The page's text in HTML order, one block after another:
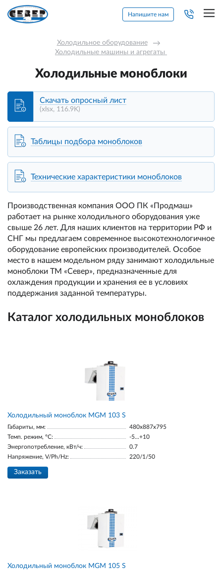
Напишите нам
Холодильное оборудование →
Холодильные машины и агрегаты
Холодильные моноблоки
Скачать опросный лист
(xlsx, 116.9K)
Таблицы подбора моноблоков
Технические характеристики моноблоков
Производственная компания ООО ПК «Продмаш»
работает на рынке холодильного оборудования уже
свыше 26 лет. Для наших клиентов на территории РФ и
СНГ мы предлагаем современное высокотехнологичное
оборудование европейских производителей. Особое
место в нашем модельном ряду занимают холодильные
моноблоки ТМ «Север», предназначенные для
охлаждения продукции и хранения ее в условиях
поддержания заданной температуры.
Каталог холодильных моноблоков
Холодильный моноблок MGM 103 S
Габариты, мм:
480x887x795
Темп. режим, °С:
-5...+10
Энергопотребление, кВт/ч:
0.7
Напряжение, V/Ph/Hz:
220/1/50
Заказать
Холодильный моноблок MGM 105 S